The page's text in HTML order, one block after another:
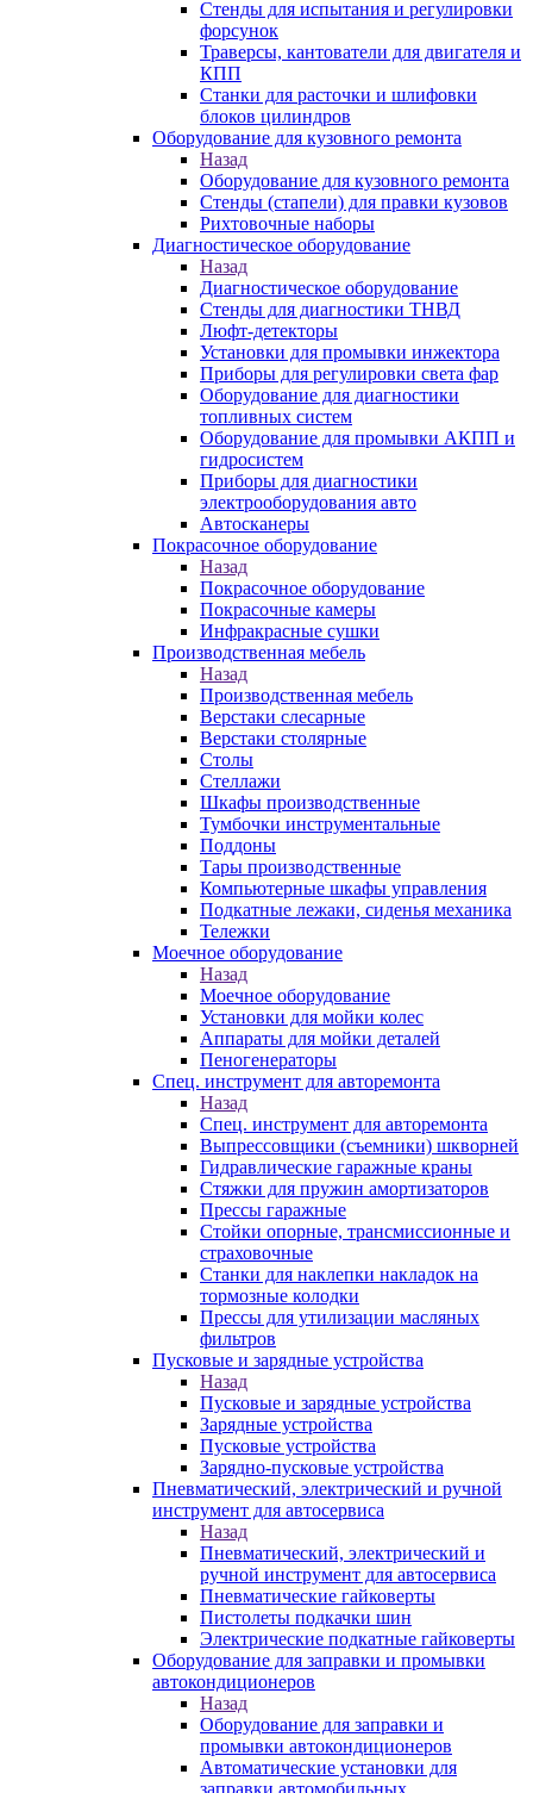
Стенды для испытания и регулировки
форсунок
Траверсы, кантователи для двигателя и
КПП
Станки для расточки и шлифовки
блоков цилиндров
Оборудование для кузовного ремонта
Назад
Оборудование для кузовного ремонта
Стенды (стапели) для правки кузовов
Рихтовочные наборы
Диагностическое оборудование
Назад
Диагностическое оборудование
Стенды для диагностики ТНВД
Люфт-детекторы
Установки для промывки инжектора
Приборы для регулировки света фар
Оборудование для диагностики
топливных систем
Оборудование для промывки АКПП и
гидросистем
Приборы для диагностики
электрооборудования авто
Автосканеры
Покрасочное оборудование
Назад
Покрасочное оборудование
Покрасочные камеры
Инфракрасные сушки
Производственная мебель
Назад
Производственная мебель
Верстаки слесарные
Верстаки столярные
Столы
Стеллажи
Шкафы производственные
Тумбочки инструментальные
Поддоны
Тары производственные
Компьютерные шкафы управления
Подкатные лежаки, сиденья механика
Тележки
Моечное оборудование
Назад
Моечное оборудование
Установки для мойки колес
Аппараты для мойки деталей
Пеногенераторы
Спец. инструмент для авторемонта
Назад
Спец. инструмент для авторемонта
Выпрессовщики (съемники) шкворней
Гидравлические гаражные краны
Стяжки для пружин амортизаторов
Прессы гаражные
Стойки опорные, трансмиссионные и
страховочные
Станки для наклепки накладок на
тормозные колодки
Прессы для утилизации масляных
фильтров
Пусковые и зарядные устройства
Назад
Пусковые и зарядные устройства
Зарядные устройства
Пусковые устройства
Зарядно-пусковые устройства
Пневматический, электрический и ручной
инструмент для автосервиса
Назад
Пневматический, электрический и
ручной инструмент для автосервиса
Пневматические гайковерты
Пистолеты подкачки шин
Электрические подкатные гайковерты
Оборудование для заправки и промывки
автокондиционеров
Назад
Оборудование для заправки и
промывки автокондиционеров
Автоматические установки для
заправки автомобильных